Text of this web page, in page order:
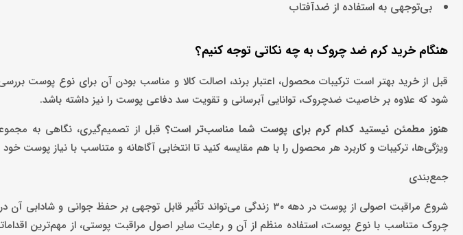
بی‌توجهی به استفاده از ضدآفتاب
هنگام خرید کرم ضد چروک به چه نکاتی توجه کنیم؟
قبل از خرید بهتر است ترکیبات محصول، اعتبار برند، اصالت کالا و مناسب بودن آن برای نوع پوست
شود که علاوه بر خاصیت ضدچروک، توانایی آبرسانی و تقویت سد دفاعی پوست را نیز داشته باشد.
هنوز مطمئن نیستید کدام کرم برای پوست شما مناسب‌تر است؟قبل از تصمیم‌گیری، نگاهی به
ویژگی‌ها، ترکیبات و کاربرد هر محصول را با هم مقایسه کنید تا انتخابی آگاهانه و متناسب با نیاز پوست خود
جمع‌بندی
شروع مراقبت اصولی از پوست در دهه ۳۰ زندگی می‌تواند تأثیر قابل توجهی بر حفظ
چروک متناسب با نوع پوست، استفاده منظم از آن و رعایت سایر اصول مراقبت پوستی، از مهم‌ترین